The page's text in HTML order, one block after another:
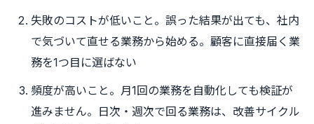
失敗のコストが低いこと。誤った結果が出ても、社内
で気づいて直せる業務から始める。顧客に直接届く業
務を1つ目に選ばない
頻度が高いこと。月1回の業務を自動化しても検証が
進みません。日次・週次で回る業務は、改善サイクル